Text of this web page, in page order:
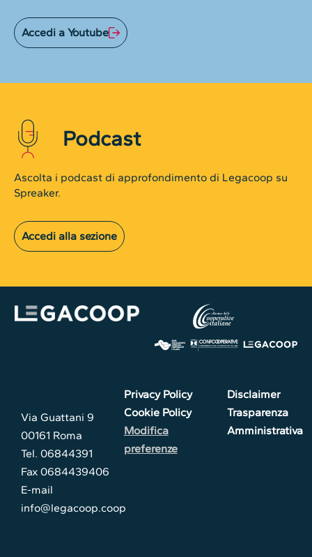
Accedi a Youtube
Podcast
Ascolta i podcast di approfondimento di Legacoop su
Spreaker.
Accedi alla sezione
Via Guattani 9
00161 Roma
Tel. 06844391
Fax 0684439406
E-mail
info@legacoop.coop
Privacy Policy
Cookie Policy
Modifica
preferenze
Disclaimer
Trasparenza
Amministrativa